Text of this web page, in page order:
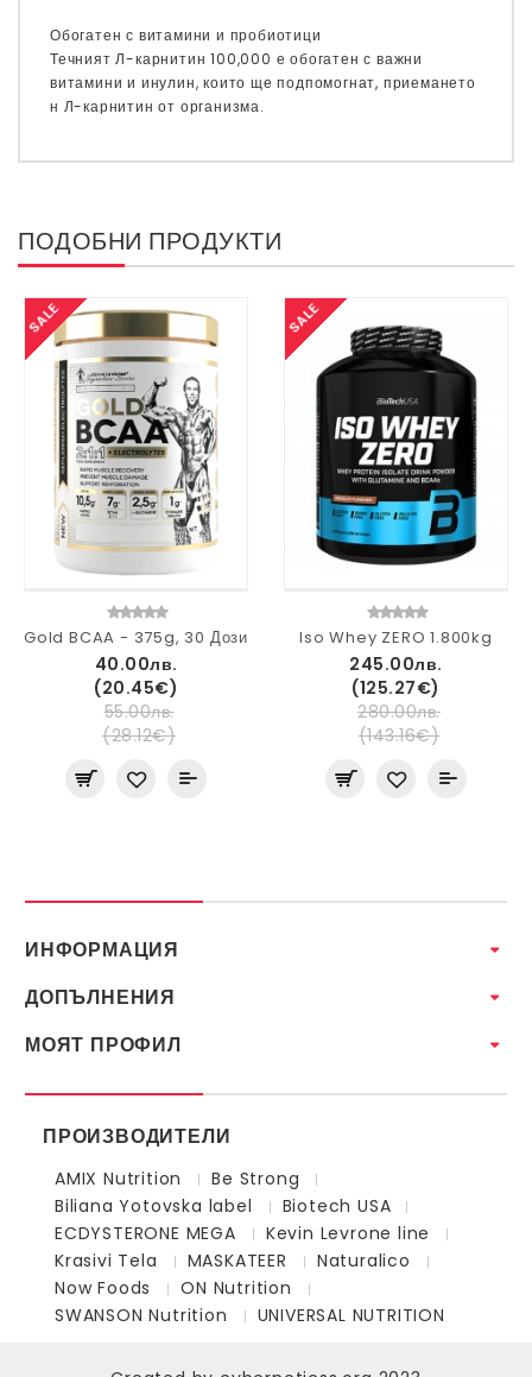
Обогатен с витамини и пробиотици
Течният Л-карнитин 100,000 е обогатен с важни
витамини и инулин, които ще подпомогнат, приемането
н Л-карнитин от организма.
ПОДОБНИ ПРОДУКТИ
SALE
Gold BCAA - 375g, 30 Дози
40.00лв.
(20.45€)
55.00лв.
(28.12€)
SALE
Iso Whey ZERO 1.800kg
245.00лв.
(125.27€)
280.00лв.
(143.16€)
ИНФОРМАЦИЯ
ДОПЪЛНЕНИЯ
МОЯТ ПРОФИЛ
ПРОИЗВОДИТЕЛИ
AMIX Nutrition
Be Strong
Biliana Yotovska label
Biotech USA
ECDYSTERONE MEGA
Kevin Levrone line
Krasivi Tela
MASKATEER
Naturalico
Now Foods
ON Nutrition
SWANSON Nutrition
UNIVERSAL NUTRITION